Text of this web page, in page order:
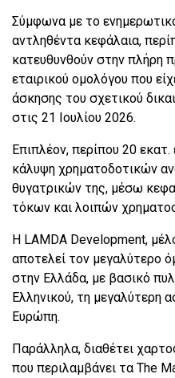
Σύμφωνα με το
αντληθέντα κεφάλαια,
κατευθυνθούν στην πλήρη
εταιρικού ομολόγου που
άσκησης του σχετικού
στις 21 Ιουλίου 2026.
Επιπλέον, περίπου 20
κάλυψη χρηματοδοτικών
θυγατρικών της, μέσω
τόκων και λοιπών
Η LAMDA Development,
αποτελεί τον μεγαλύτερο
στην Ελλάδα, με βασικό
Ελληνικού, τη μεγαλύτερη
Ευρώπη.
Παράλληλα, διαθέτει
που περιλαμβάνει τα The